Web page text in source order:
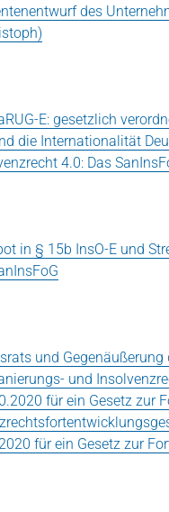
des
E: gesetzlich
die Internationalität
4.0: Das
in § 15b InsO-E und
und
und
für ein Gesetz zur
für ein Gesetz zur